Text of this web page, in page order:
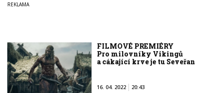
FILMOVÉ PREMIÉRY
Pro milovníky Vikingů
a cákající krve je tu Seveřan
16. 04. 2022 20:43